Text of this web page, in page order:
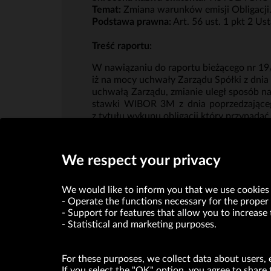
Temat: Zmiana warunków emisji Obligacji.
Podstawa prawna: Art. 56 ust. 1 pkt 2
Treść raportu:
W nawiązaniu do raportu bieżącego nr
iż na mocy uchwały Zarządu Spółki z
uchwałą Zarządu, zmianie uległ
stawki WIBOR 3M z dnia
z tytułu wykupu obligacji który
We respect your privacy
We would like to inform you that we use
Operate the functions necessary for the
Support for features that allow you to
Statistical and marketing purposes.
For these purposes, we collect data about users,